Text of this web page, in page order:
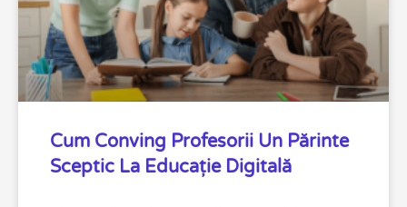
Cum Conving Profesorii Un Părinte
Sceptic La Educație Digitală